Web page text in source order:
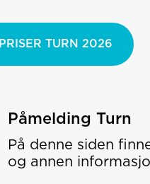
PRISER TURN 2026
Påmelding Turn
På denne siden
og annen